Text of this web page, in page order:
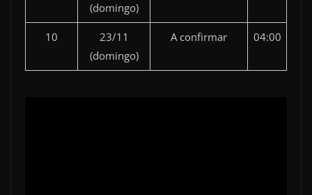
(domingo)
10
23/11
(domingo)
A confirmar 04:00